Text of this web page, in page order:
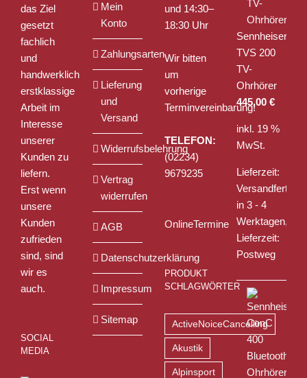
das Ziel
gesetzt
fachlich
und
handwerklich
erstklassige
Arbeit im
Interesse
unserer
Kunden zu
liefern.
Erst wenn
unsere
Kunden
zufrieden
sind, sind
wir es
auch.
SOCIAL
MEDIA
Mein
Konto
Zahlungsarten
Lieferung
und
Versand
Widerrufsbelehrung
Vertrag
widerrufen
AGB
Datenschutzerklärung
Impressum
Sitemap
und 14:30–
18:30 Uhr
Wir bitten
um
vorherige
Terminvereinbarung!
TELEFON:
(02234)
9679235
OnlineTermine
PRODUKT
SCHLAGWÖRTER
ActiveNoiceCancelling
Akustik
Alpinsport
Sennheiser
TVS 200
TV-
Ohrhörer
445,00 €
inkl. 19 %
MwSt.
Lieferzeit:
Versandfertig
in 3 - 4
Werktagen,
Lieferzeit:
Postweg